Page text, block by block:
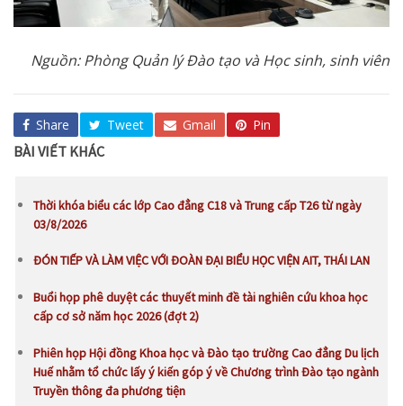
Nguồn: Phòng Quản lý Đào tạo và Học sinh, sinh viên
Share Tweet Gmail Pin
BÀI VIẾT KHÁC
Thời khóa biểu các lớp Cao đẳng C18 và Trung cấp T26 từ ngày
03/8/2026
ĐÓN TIẾP VÀ LÀM VIỆC VỚI ĐOÀN ĐẠI BIỂU HỌC VIỆN AIT, THÁI LAN
Buổi họp phê duyệt các thuyết minh đề tài nghiên cứu khoa học
cấp cơ sở năm học 2026 (đợt 2)
Phiên họp Hội đồng Khoa học và Đào tạo trường Cao đẳng Du lịch
Huế nhằm tổ chức lấy ý kiến góp ý về Chương trình Đào tạo ngành
Truyền thông đa phương tiện